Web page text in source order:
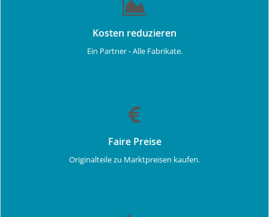
Kosten reduzieren
Ein Partner - Alle Fabrikate.
Faire Preise
Originalteile zu Marktpreisen kaufen.